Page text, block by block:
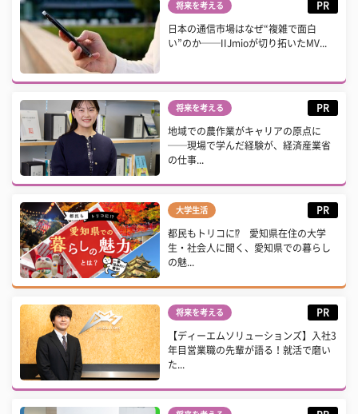
将来を考える PR
日本の通信市場はなぜ“複雑で面白
い”のか──IIJmioが切り拓いたMV...
将来を考える PR
地域での農作業がキャリアの原点に
──現場で学んだ経験が、経済産業省
の仕事...
大学生活 PR
都民もトリコに⁉ 愛知県在住の大学
生・社会人に聞く、愛知県での暮らし
の魅...
将来を考える PR
【ディーエムソリューションズ】入社3
年目営業職の先輩が語る！就活で磨い
た...